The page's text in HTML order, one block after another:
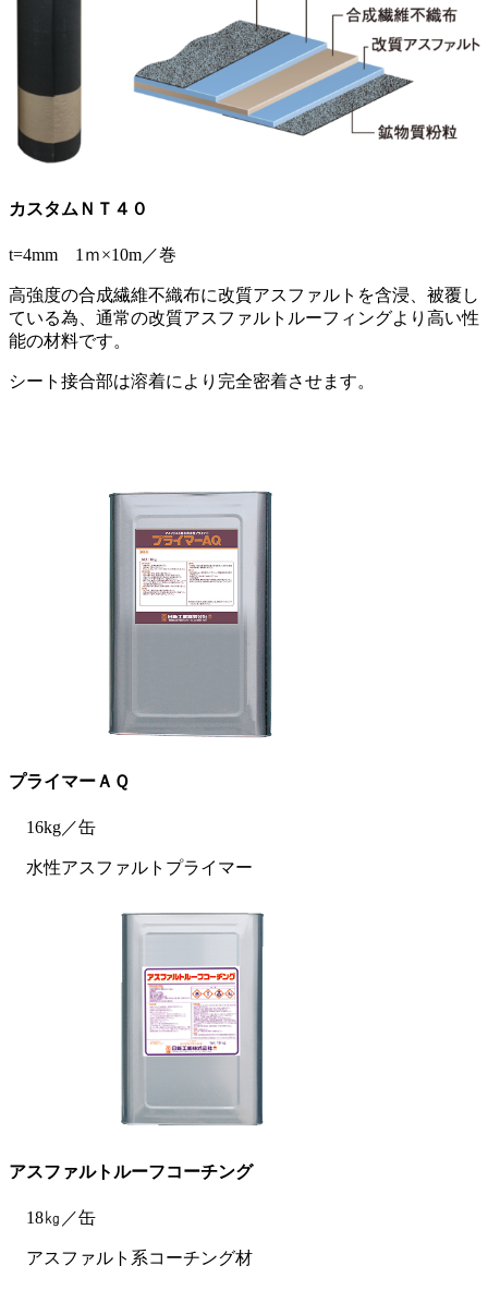
カスタムＮＴ４０
t=4mm 1ｍ×10m／巻
高強度の合成繊維不織布に改質アスファルトを含浸、被覆し
ている為、通常の改質アスファルトルーフィングより高い性
能の材料です。
シート接合部は溶着により完全密着させます。
プライマーＡＱ
16kg／缶
水性アスファルトプライマー
アスファルトルーフコーチング
18㎏／缶
アスファルト系コーチング材